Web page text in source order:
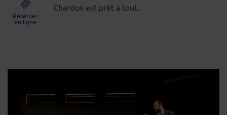
Chardon est prêt à tout.
Réserver
en ligne